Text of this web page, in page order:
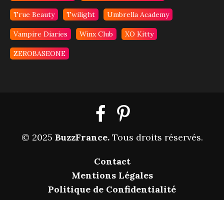
True Beauty Twilight Umbrella Academy
Vampire Diaries Winx Club XO Kitty
ZEROBASEONE
© 2025 BuzzFrance.Tous droits réservés.
Contact
Mentions Légales
Politique de Confidentialité